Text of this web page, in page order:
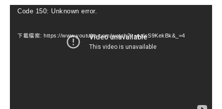
視Code 150: Unknown error.
下載檔案: https://www.youtube.com/watch?v=ealcS9KekBk&_=4